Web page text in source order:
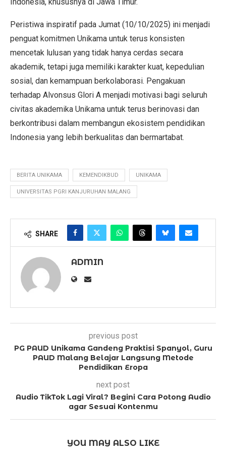
Indonesia, khususnya di Jawa Timur.
Peristiwa inspiratif pada Jumat (10/10/2025) ini menjadi
penguat komitmen Unikama untuk terus konsisten
mencetak lulusan yang tidak hanya cerdas secara
akademik, tetapi juga memiliki karakter kuat, kepedulian
sosial, dan kemampuan berkolaborasi. Pengakuan
terhadap Alvonsus Glori A menjadi motivasi bagi seluruh
civitas akademika Unikama untuk terus berinovasi dan
berkontribusi dalam membangun ekosistem pendidikan
Indonesia yang lebih berkualitas dan bermartabat.
BERITA UNIKAMA KEMENDIKBUD UNIKAMA
UNIVERSITAS PGRI KANJURUHAN MALANG
SHARE
ADMIN
previous post
PG PAUD Unikama Gandeng Praktisi Spanyol, Guru
PAUD Malang Belajar Langsung Metode
Pendidikan Eropa
next post
Audio TikTok Lagi Viral? Begini Cara Potong Audio
agar Sesuai Kontenmu
YOU MAY ALSO LIKE